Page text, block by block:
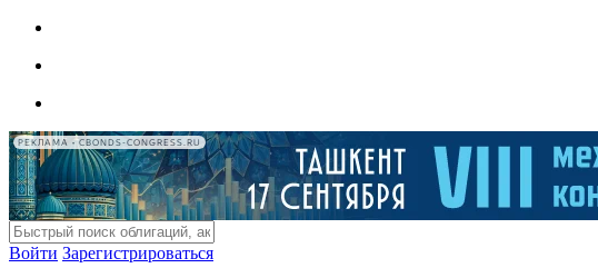
РЕКЛАМА • CBONDS-CONGRESS.RU
Войти Зарегистрироваться